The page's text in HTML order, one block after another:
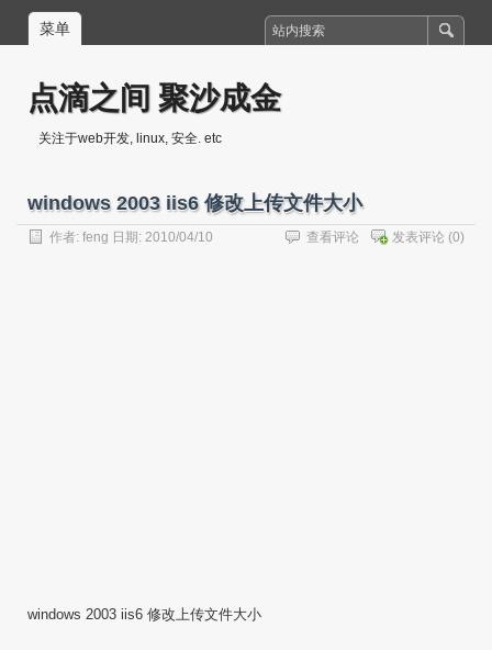
菜单
点滴之间 聚沙成金
关注于web开发, linux, 安全. etc
windows 2003 iis6 修改上传文件大小
作者: feng 日期: 2010/04/10 发表评论 (0)
查看评论
windows 2003 iis6 修改上传文件大小